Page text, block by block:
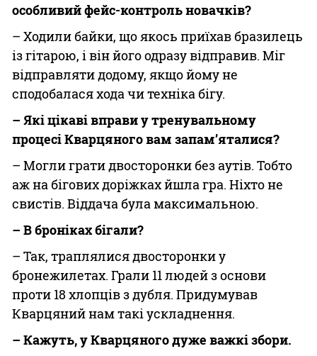
особливий фейс-контроль новачків?
– Ходили байки, що якось приїхав бразилець
із гітарою, і він його одразу відправив. Міг
відправляти додому, якщо йому не
сподобалася хода чи техніка бігу.
– Які цікаві вправи у тренувальному
процесі Кварцяного вам запам’яталися?
– Могли грати двосторонки без аутів. Тобто
аж на бігових доріжках йшла гра. Ніхто не
свистів. Віддача була максимальною.
– В броніках бігали?
– Так, траплялися двосторонки у
бронежилетах. Грали 11 людей з основи
проти 18 хлопців з дубля. Придумував
Кварцяний нам такі ускладнення.
– Кажуть, у Кварцяного дуже важкі збори.